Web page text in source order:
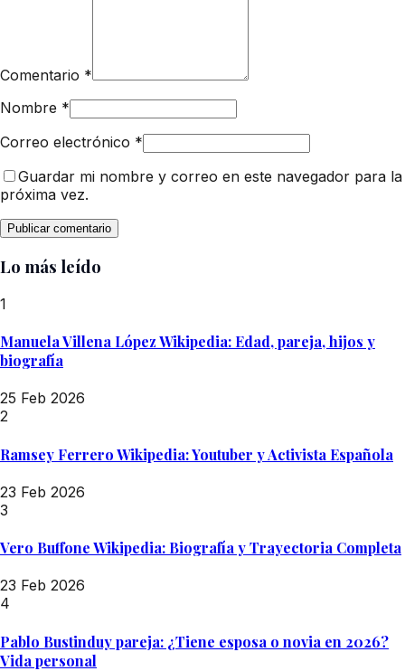
Comentario *
Nombre *
Correo electrónico *
Guardar mi nombre y correo en este navegador para la
próxima vez.
Lo más leído
1
Manuela Villena López Wikipedia: Edad, pareja, hijos y
biografía
25 Feb 2026
2
Ramsey Ferrero Wikipedia: Youtuber y Activista Española
23 Feb 2026
3
Vero Buffone Wikipedia: Biografía y Trayectoria Completa
23 Feb 2026
4
Pablo Bustinduy pareja: ¿Tiene esposa o novia en 2026?
Vida personal